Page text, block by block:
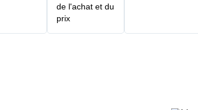
de l'achat et du
prix